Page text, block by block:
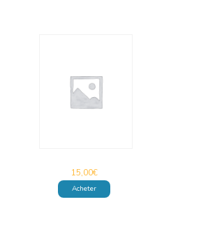
15,00€
Acheter